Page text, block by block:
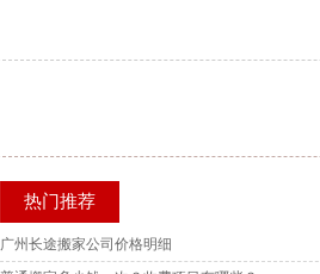
热门推荐
广州长途搬家公司价格明细